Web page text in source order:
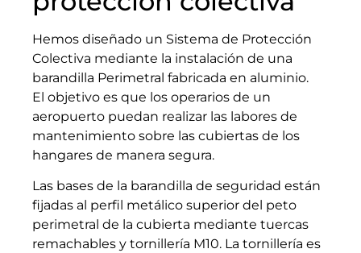
Hemos diseñado un Sistema de Protección
Colectiva mediante la instalación de una
barandilla Perimetral fabricada en aluminio.
El objetivo es que los operarios de un
aeropuerto puedan realizar las labores de
mantenimiento sobre las cubiertas de los
hangares de manera segura.
Las bases de la barandilla de seguridad están
fijadas al perfil metálico superior del peto
perimetral de la cubierta mediante tuercas
remachables y tornillería M10. La tornillería es